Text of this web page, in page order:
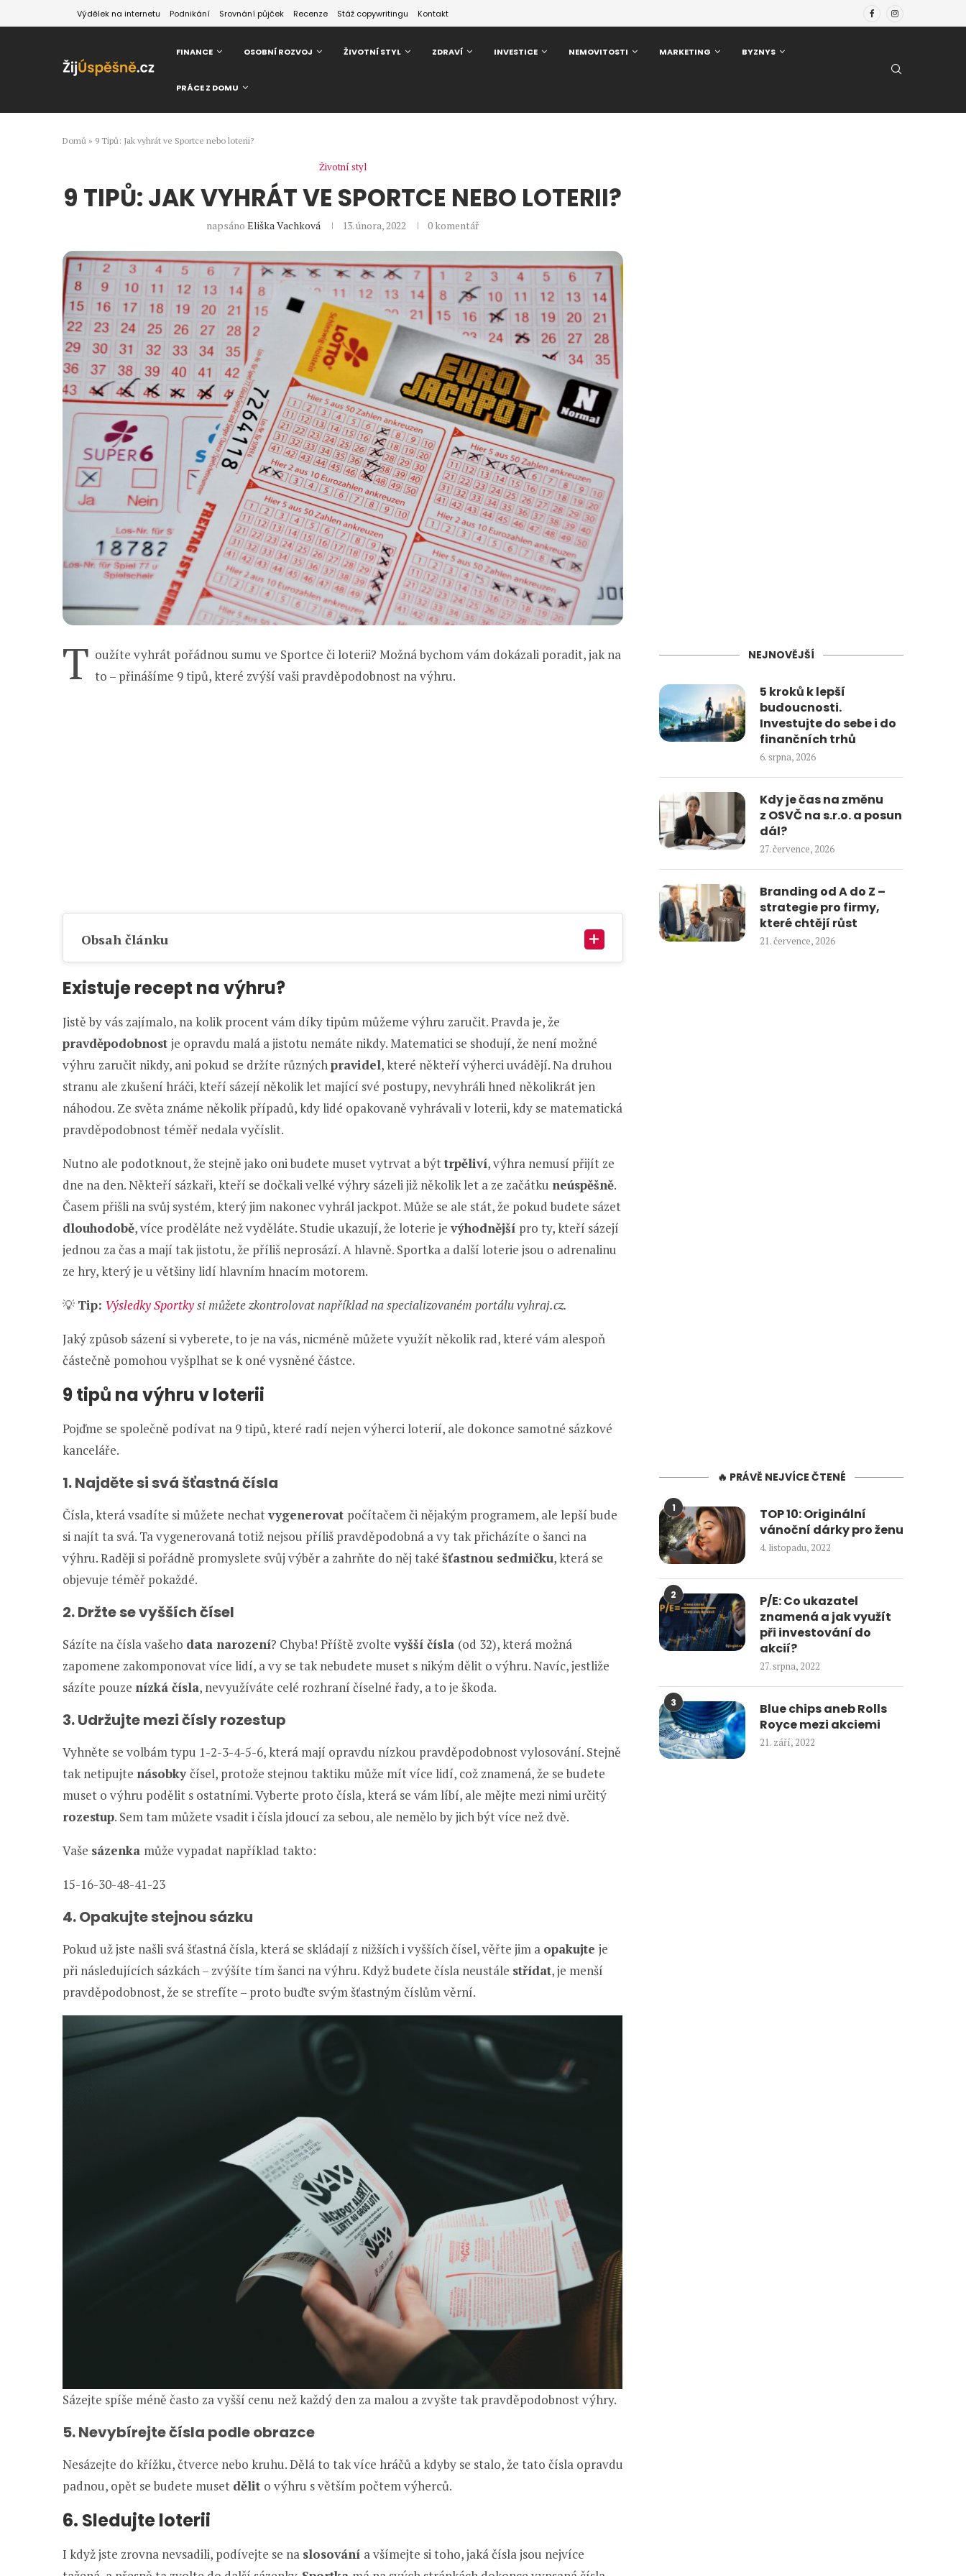
Výdělek na internetu Podnikání Srovnání půjček Recenze Stáž copywritingu Kontakt
FINANCE OSOBNÍ ROZVOJ ŽIVOTNÍ STYL ZDRAVÍ INVESTICE NEMOVITOSTI MARKETING BYZNYS
PRÁCE Z DOMU
Domů » 9 Tipů: Jak vyhrát ve Sportce nebo loterii?
Životní styl
9 TIPŮ: JAK VYHRÁT VE SPORTCE NEBO LOTERII?
napsánoEliška Vachková 13. února, 2022 0 komentář
T oužíte vyhrát pořádnou sumu ve Sportce či loterii? Možná bychom vám dokázali poradit, jak na
to – přinášíme 9 tipů, které zvýší vaši pravděpodobnost na výhru.
Obsah článku
Existuje recept na výhru?
Jistě by vás zajímalo, na kolik procent vám díky tipům můžeme výhru zaručit. Pravda je, že
pravděpodobnost je opravdu malá a jistotu nemáte nikdy. Matematici se shodují, že není možné
výhru zaručit nikdy, ani pokud se držíte různýchpravidel, které někteří výherci uvádějí. Na druhou
stranu ale zkušení hráči, kteří sázejí několik let mající své postupy, nevyhráli hned několikrát jen
náhodou. Ze světa známe několik případů, kdy lidé opakovaně vyhrávali v loterii, kdy se matematická
pravděpodobnost téměř nedala vyčíslit.
Nutno ale podotknout, že stejně jako oni budete muset vytrvat a býttrpěliví, výhra nemusí přijít ze
dne na den. Někteří sázkaři, kteří se dočkali velké výhry sázeli již několik let a ze začátku neúspěšně.
Časem přišli na svůj systém, který jim nakonec vyhrál jackpot. Může se ale stát, že pokud budete sázet
dlouhodobě, více proděláte než vyděláte. Studie ukazují, že loterie je výhodnější pro ty, kteří sázejí
jednou za čas a mají tak jistotu, že příliš neprosází. A hlavně. Sportka a další loterie jsou o adrenalinu
ze hry, který je u většiny lidí hlavním hnacím motorem.
💡 Tip: Výsledky Sportkysi můžete zkontrolovat například na specializovaném portálu vyhraj.cz.
Jaký způsob sázení si vyberete, to je na vás, nicméně můžete využít několik rad, které vám alespoň
částečně pomohou vyšplhat se k oné vysněné částce.
9 tipů na výhru v loterii
Pojďme se společně podívat na 9 tipů, které radí nejen výherci loterií, ale dokonce samotné sázkové
kanceláře.
1. Najděte si svá šťastná čísla
Čísla, která vsadíte si můžete nechatvygenerovat počítačem či nějakým programem, ale lepší bude
si najít ta svá. Ta vygenerovaná totiž nejsou příliš pravděpodobná a vy tak přicházíte o šanci na
výhru. Raději si pořádně promyslete svůj výběr a zahrňte do něj také šťastnou sedmičku, která se
objevuje téměř pokaždé.
2. Držte se vyšších čísel
Sázíte na čísla vašeho data narození? Chyba! Příště zvolte vyšší čísla (od 32), která možná
zapomene zakomponovat více lidí, a vy se tak nebudete muset s nikým dělit o výhru. Navíc, jestliže
sázíte pouze nízká čísla, nevyužíváte celé rozhraní číselné řady, a to je škoda.
3. Udržujte mezi čísly rozestup
Vyhněte se volbám typu 1-2-3-4-5-6, která mají opravdu nízkou pravděpodobnost vylosování. Stejně
tak netipujte násobkyčísel, protože stejnou taktiku může mít více lidí, což znamená, že se budete
muset o výhru podělit s ostatními. Vyberte proto čísla, která se vám líbí, ale mějte mezi nimi určitý
rozestup. Sem tam můžete vsadit i čísla jdoucí za sebou, ale nemělo by jich být více než dvě.
Vaše sázenka může vypadat například takto:
15-16-30-48-41-23
4. Opakujte stejnou sázku
Pokud už jste našli svá šťastná čísla, která se skládají z nižších i vyšších čísel, věřte jim a opakujte je
při následujících sázkách – zvýšíte tím šanci na výhru. Když budete čísla neustále střídat, je menší
pravděpodobnost, že se strefíte – proto buďte svým šťastným číslům věrní.
Sázejte spíše méně často za vyšší cenu než každý den za malou a zvyšte tak pravděpodobnost výhry.
5. Nevybírejte čísla podle obrazce
Nesázejte do křížku, čtverce nebo kruhu. Dělá to tak více hráčů a kdyby se stalo, že tato čísla opravdu
padnou, opět se budete muset dělit o výhru s větším počtem výherců.
6. Sledujte loterii
I když jste zrovna nevsadili, podívejte se na slosování a všímejte si toho, jaká čísla jsou nejvíce
NEJNOVĚJŠÍ
5 kroků k lepší
budoucnosti.
Investujte do sebe i do
finančních trhů
6. srpna, 2026
Kdy je čas na změnu
z OSVČ na s.r.o. a posun
dál?
27. července, 2026
Branding od A do Z –
strategie pro firmy,
které chtějí růst
21. července, 2026
🔥 PRÁVĚ NEJVÍCE ČTENÉ
1
TOP 10: Originální
vánoční dárky pro ženu
4. listopadu, 2022
2
P/E: Co ukazatel
znamená a jak využít
při investování do
akcií?
27. srpna, 2022
3
Blue chips aneb Rolls
Royce mezi akciemi
21. září, 2022